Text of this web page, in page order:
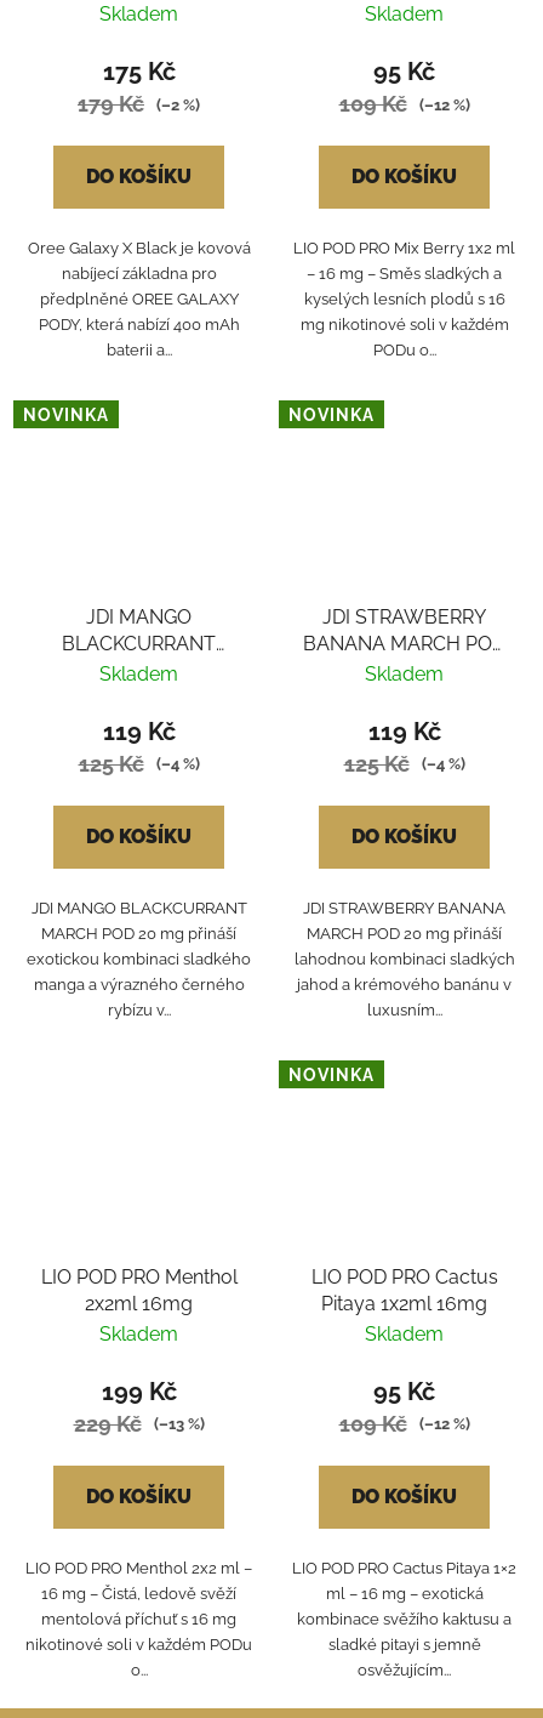
Skladem
175 Kč
179 Kč (–2 %)
DO KOŠÍKU
Oree Galaxy X Black je kovová
nabíjecí základna pro
předplněné OREE GALAXY
PODY, která nabízí 400 mAh
baterii a...
Skladem
95 Kč
109 Kč (–12 %)
DO KOŠÍKU
LIO POD PRO Mix Berry 1x2 ml
– 16 mg – Směs sladkých a
kyselých lesních plodů s 16
mg nikotinové soli v každém
PODu o...
NOVINKA
JDI MANGO
BLACKCURRANT
MARCH POD 20mg
Skladem
119 Kč
125 Kč (–4 %)
DO KOŠÍKU
JDI MANGO BLACKCURRANT
MARCH POD 20 mg přináší
exotickou kombinaci sladkého
manga a výrazného černého
rybízu v...
NOVINKA
JDI STRAWBERRY
BANANA MARCH POD
20mg
Skladem
119 Kč
125 Kč (–4 %)
DO KOŠÍKU
JDI STRAWBERRY BANANA
MARCH POD 20 mg přináší
lahodnou kombinaci sladkých
jahod a krémového banánu v
luxusním...
LIO POD PRO Menthol
2x2ml 16mg
Skladem
199 Kč
229 Kč (–13 %)
DO KOŠÍKU
LIO POD PRO Menthol 2x2 ml –
16 mg – Čistá, ledově svěží
mentolová příchuť s 16 mg
nikotinové soli v každém PODu
o...
NOVINKA
LIO POD PRO Cactus
Pitaya 1x2ml 16mg
Skladem
95 Kč
109 Kč (–12 %)
DO KOŠÍKU
LIO POD PRO Cactus Pitaya 1×2
ml – 16 mg – exotická
kombinace svěžího kaktusu a
sladké pitayi s jemně
osvěžujícím...